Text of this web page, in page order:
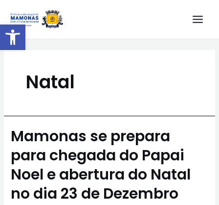
Barra de Ferramentas Aberta
Natal
Mamonas se prepara
para chegada do Papai
Noel e abertura do Natal
no dia 23 de Dezembro